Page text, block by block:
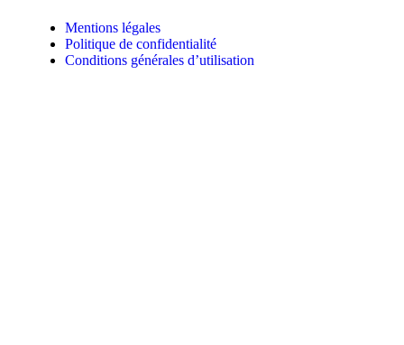
Mentions légales
Politique de confidentialité
Conditions générales d’utilisation